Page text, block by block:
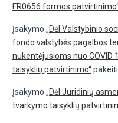
FR0656 formos
Įsakymo „Dėl Valstybinio
fondo valstybės pagalbos
nukentėjusioms nuo COVID
taisyklių patvirtinimo“
Įsakymo „Dėl Juridinių
tvarkymo taisyklių